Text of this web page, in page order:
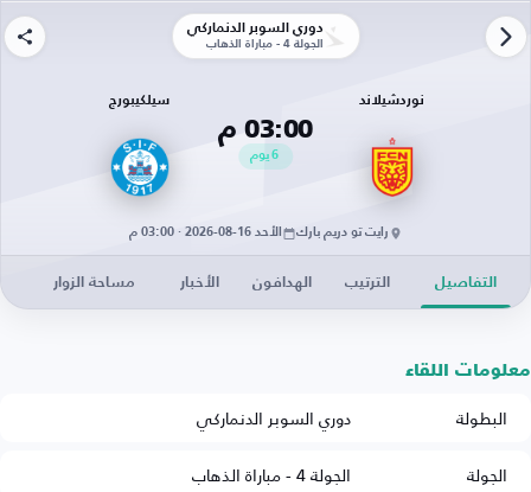
دوري السوبر الدنماركي
الجولة 4 - مباراة الذهاب
نوردشيلاند
03:00 م
6يوم
سيلكيبورج
رايت تو دريم بارك الأحد 16-08-2026 · 03:00 م
التفاصيل الترتيب الهدافون الأخبار مساحة الزوار
معلومات اللقاء
البطولة
دوري السوبر الدنماركي
الجولة
الجولة 4 - مباراة الذهاب